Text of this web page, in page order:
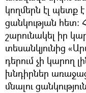
կողմերն էլ պետք
ցանկության հետ:
շարունակել իր
տեսանկյունից
դերում չի կարող
խնդիրներ
մնալու